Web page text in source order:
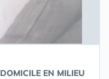
EN MILIEU